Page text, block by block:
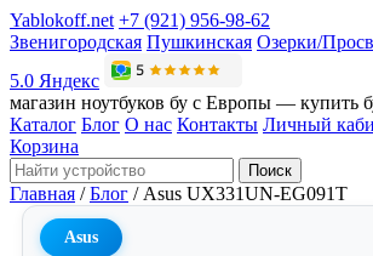
Yablokoff.net +7 (921) 956-98-62
Звенигородская Пушкинская Озерки/
5.0 Яндекс
магазин ноутбуков бу с Европы — купить
Каталог Блог О нас Контакты Личный
Корзина
Поиск
Главная / Блог / Asus UX331UN-EG091T
Asus